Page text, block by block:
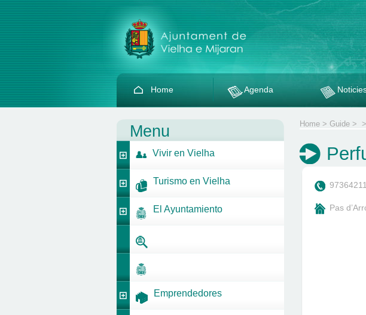
Home Agenda
Menu
Vivir en Vielha
Turismo en Vielha
El Ayuntamiento
Emprendedores
Home > Guide > >
Pas